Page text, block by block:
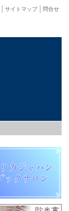
問合せ
サイトマップ